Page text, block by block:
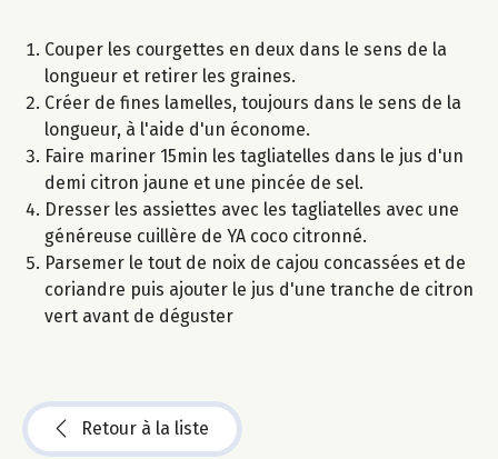
Couper les courgettes en deux dans le sens de la
longueur et retirer les graines.
Créer de fines lamelles, toujours dans le sens de la
longueur, à l'aide d'un économe.
Faire mariner 15min les tagliatelles dans le jus d'un
demi citron jaune et une pincée de sel.
Dresser les assiettes avec les tagliatelles avec une
généreuse cuillère de YA coco citronné.
Parsemer le tout de noix de cajou concassées et de
coriandre puis ajouter le jus d'une tranche de citron
vert avant de déguster
Retour à la liste